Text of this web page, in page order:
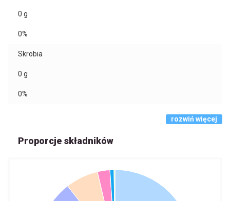
0 g
0%
Skrobia
0 g
0%
rozwiń więcej
Proporcje składników